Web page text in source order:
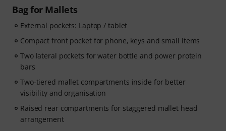
Bag for Mallets
External pockets: Laptop / tablet
Compact front pocket for phone, keys and small items
Two lateral pockets for water bottle and power protein
bars
Two-tiered mallet compartments inside for better
visibility and organisation
Raised rear compartments for staggered mallet head
arrangement